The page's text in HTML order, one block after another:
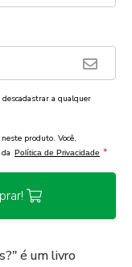
descadastrar a qualquer
produto. Você,
Política de Privacidade *
é um livro